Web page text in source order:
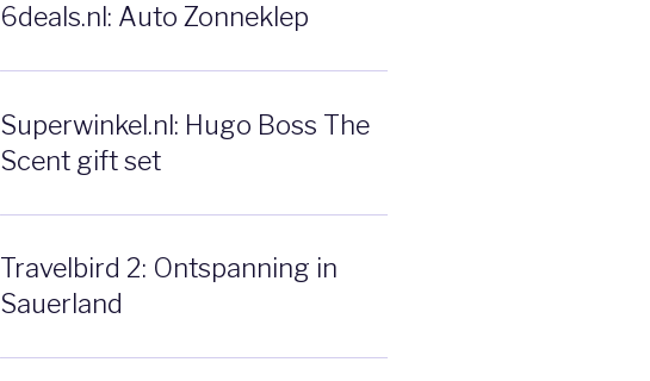
6deals.nl: Auto Zonneklep
Superwinkel.nl: Hugo Boss The
Scent gift set
Travelbird 2: Ontspanning in
Sauerland